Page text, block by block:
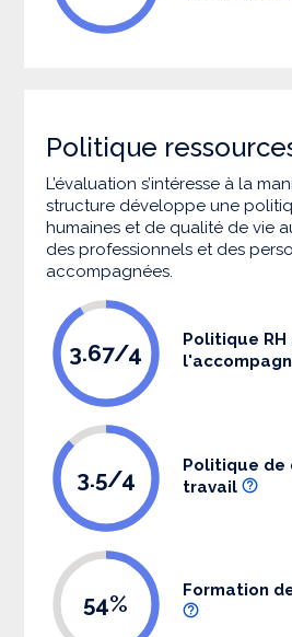
Politique
L’évaluation s’intéresse à la
structure développe une
humaines et de qualité de vie
des professionnels et des
accompagnées.
3.67/4
Politique
3.5/4
Politique de
travail
54% Formation